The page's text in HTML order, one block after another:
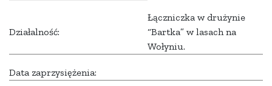
Działalność:
Łączniczka w drużynie
“Bartka” w lasach na
Wołyniu.
Data zaprzysiężenia: